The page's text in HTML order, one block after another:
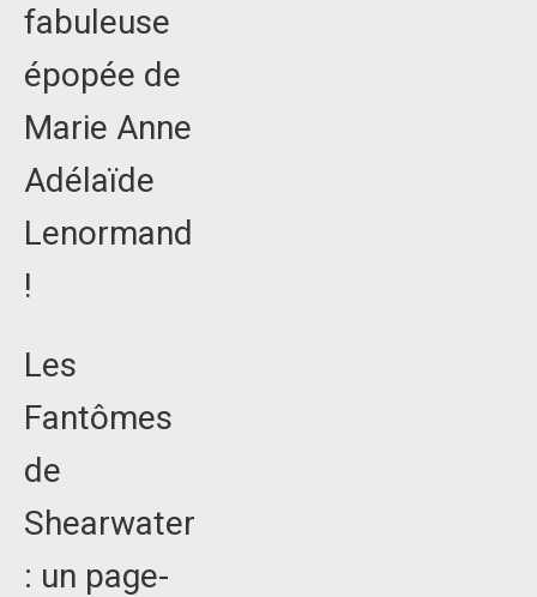
fabuleuse
épopée de
Marie Anne
Adélaïde
Lenormand
!
Les
Fantômes
de
Shearwater
: un page-